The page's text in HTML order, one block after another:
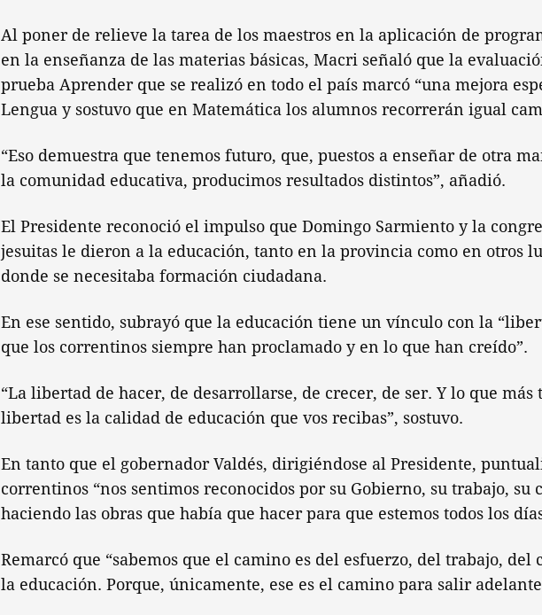
Al poner de relieve la tarea de los maestros en la aplicación de
en la enseñanza de las materias básicas, Macri señaló que la
prueba Aprender que se realizó en todo el país marcó “una mejora
Lengua y sostuvo que en Matemática los alumnos recorrerán igual
“Eso demuestra que tenemos futuro, que, puestos a enseñar de otra
la comunidad educativa, producimos resultados distintos”, añadió.
El Presidente reconoció el impulso que Domingo Sarmiento y la
jesuitas le dieron a la educación, tanto en la provincia como en otros
donde se necesitaba formación ciudadana.
En ese sentido, subrayó que la educación tiene un vínculo con la
que los correntinos siempre han proclamado y en lo que han creído”.
“La libertad de hacer, de desarrollarse, de crecer, de ser. Y lo que más
libertad es la calidad de educación que vos recibas”, sostuvo.
En tanto que el gobernador Valdés, dirigiéndose al Presidente,
correntinos “nos sentimos reconocidos por su Gobierno, su trabajo, su
haciendo las obras que había que hacer para que estemos todos los
Remarcó que “sabemos que el camino es del esfuerzo, del trabajo, del
la educación. Porque, únicamente, ese es el camino para salir